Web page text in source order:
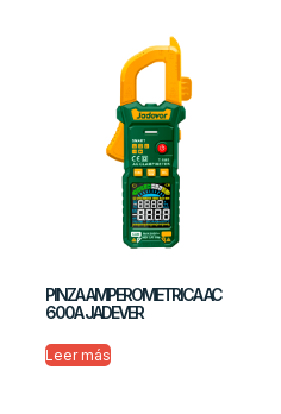
PINZA AMPEROMETRICA AC
600A JADEVER
Leer más